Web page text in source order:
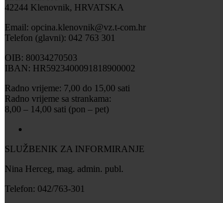
42244 Klenovnik, HRVATSKA
Email: opcina.klenovnik@vz.t-com.hr
Telefon (glavni): 042 763 301
OIB: 80034270503
IBAN: HR5923400091818900002
Radno vrijeme: 7,00 do 15,00 sati
Radno vrijeme sa strankama:
8,00 – 14,00 sati (pon – pet)
SLUŽBENIK ZA INFORMIRANJE
Nina Herceg, mag. admin. publ.
Telefon: 042/763-301